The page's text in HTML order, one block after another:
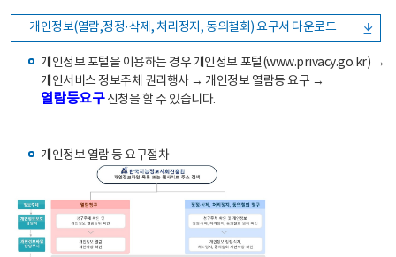
개인정보(열람,정정·삭제, 처리정지, 동의철회) 요구서 다운로드
개인정보 포털을 이용하는 경우 개인정보 포털(www.privacy.go.kr) →
개인서비스 정보주체 권리행사 → 개인정보 열람등 요구 →
열람등요구신청을 할 수 있습니다.
개인정보 열람 등 요구절차